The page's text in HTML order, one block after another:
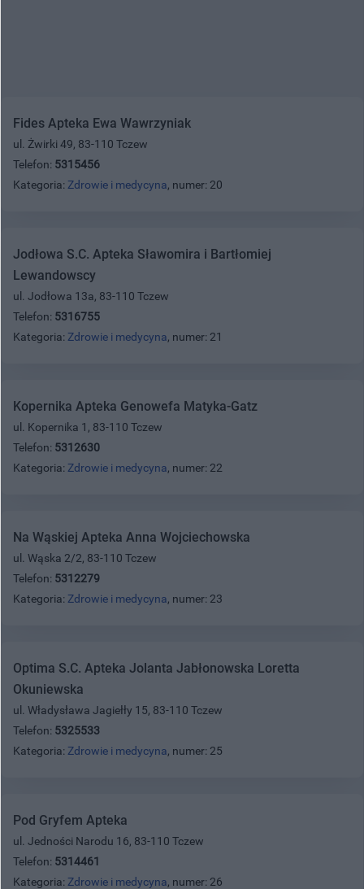
Fides Apteka Ewa Wawrzyniak
ul. Żwirki 49, 83-110 Tczew
Telefon: 5315456
Kategoria: Zdrowie i medycyna, numer: 20
Jodłowa S.C. Apteka Sławomira i Bartłomiej
Lewandowscy
ul. Jodłowa 13a, 83-110 Tczew
Telefon: 5316755
Kategoria: Zdrowie i medycyna, numer: 21
Kopernika Apteka Genowefa Matyka-Gatz
ul. Kopernika 1, 83-110 Tczew
Telefon: 5312630
Kategoria: Zdrowie i medycyna, numer: 22
Na Wąskiej Apteka Anna Wojciechowska
ul. Wąska 2/2, 83-110 Tczew
Telefon: 5312279
Kategoria: Zdrowie i medycyna, numer: 23
Optima S.C. Apteka Jolanta Jabłonowska Loretta
Okuniewska
ul. Władysława Jagiełły 15, 83-110 Tczew
Telefon: 5325533
Kategoria: Zdrowie i medycyna, numer: 25
Pod Gryfem Apteka
ul. Jedności Narodu 16, 83-110 Tczew
Telefon: 5314461
Kategoria: Zdrowie i medycyna, numer: 26